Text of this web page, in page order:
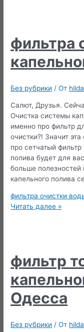
фильтра
Без рубрики / От
Салют, Друзья.
Очистка системы
именно про фильтр
очистки?! Значит
про сетчатый
полива будет для
больше полезностей
капельного полива
фильтра очистки
Читать далее »
фильтр
Одесса
Без рубрики / От